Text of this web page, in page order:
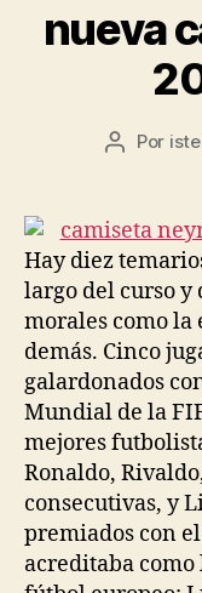
nueva
Autor
entrada
Por
Hay diez
largo del curso y
morales como la
demás. Cinco
galardonados
Mundial de la
mejores
Ronaldo,
consecutivas, y
premiados con
acreditaba como